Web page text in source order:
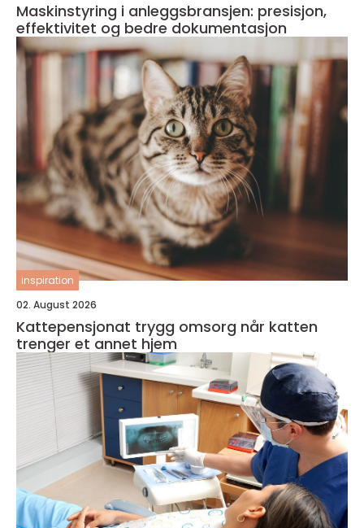
Maskinstyring i anleggsbransjen: presisjon,
effektivitet og bedre dokumentasjon
inspiration
02. August 2026
Kattepensjonat trygg omsorg når katten
trenger et annet hjem